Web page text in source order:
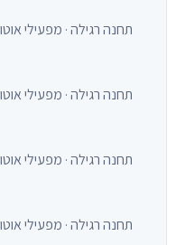
תחנה רגילה · מפעילי אוטובוסים
תחנה רגילה · מפעילי אוטובוסים
תחנה רגילה · מפעילי אוטובוסים
תחנה רגילה · מפעילי אוטובוסים